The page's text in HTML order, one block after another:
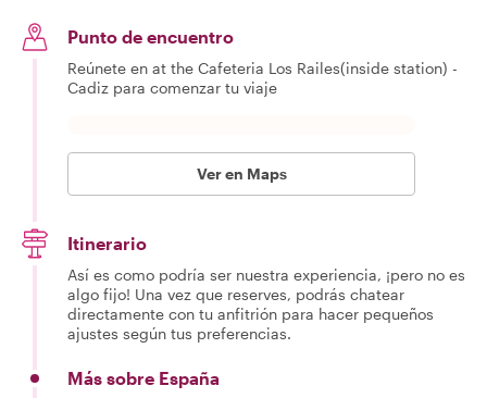
Punto de encuentro
Reúnete en at the Cafeteria Los Railes(inside station) -
Cadiz para comenzar tu viaje
Ver en Maps
Itinerario
Así es como podría ser nuestra experiencia, ¡pero no es
algo fijo! Una vez que reserves, podrás chatear
directamente con tu anfitrión para hacer pequeños
ajustes según tus preferencias.
Más sobre España